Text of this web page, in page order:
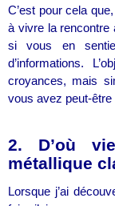
C’est pour cela
à vivre la rencontre
si vous en
d’informations.
croyances, mais
vous avez peut-
2. D’où
métallique
Lorsque j’ai